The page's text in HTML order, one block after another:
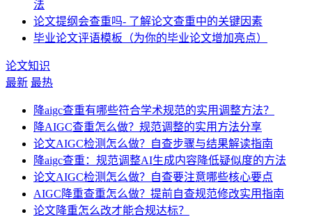
法
论文提纲会查重吗- 了解论文查重中的关键因素
毕业论文评语模板（为你的毕业论文增加亮点）
论文知识
最新 最热
降aigc查重有哪些符合学术规范的实用调整方法？
降AIGC查重怎么做？规范调整的实用方法分享
论文AIGC检测怎么做？自查步骤与结果解读指南
降aigc查重：规范调整AI生成内容降低疑似度的方法
论文AIGC检测怎么做？自查要注意哪些核心要点
AIGC降重查重怎么做？提前自查规范修改实用指南
论文降重怎么改才能合规达标？